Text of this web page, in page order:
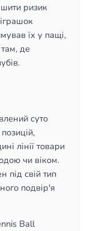
ризик
їх у пащі,
де
суто
лінії товари
чи віком.
під свій тип
подвір'я
Ball